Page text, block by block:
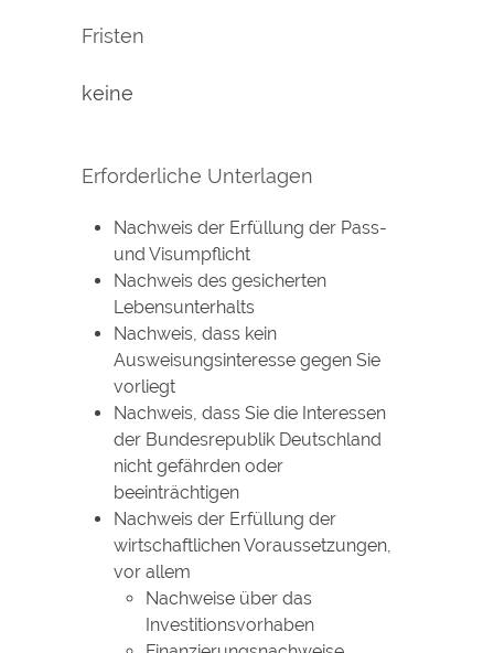
Fristen
keine
Erforderliche Unterlagen
Nachweis der Erfüllung der Pass-
und Visumpflicht
Nachweis des gesicherten
Lebensunterhalts
Nachweis, dass kein
Ausweisungsinteresse gegen Sie
vorliegt
Nachweis, dass Sie die Interessen
der Bundesrepublik Deutschland
nicht gefährden oder
beeinträchtigen
Nachweis der Erfüllung der
wirtschaftlichen Voraussetzungen,
vor allem
Nachweise über das
Investitionsvorhaben